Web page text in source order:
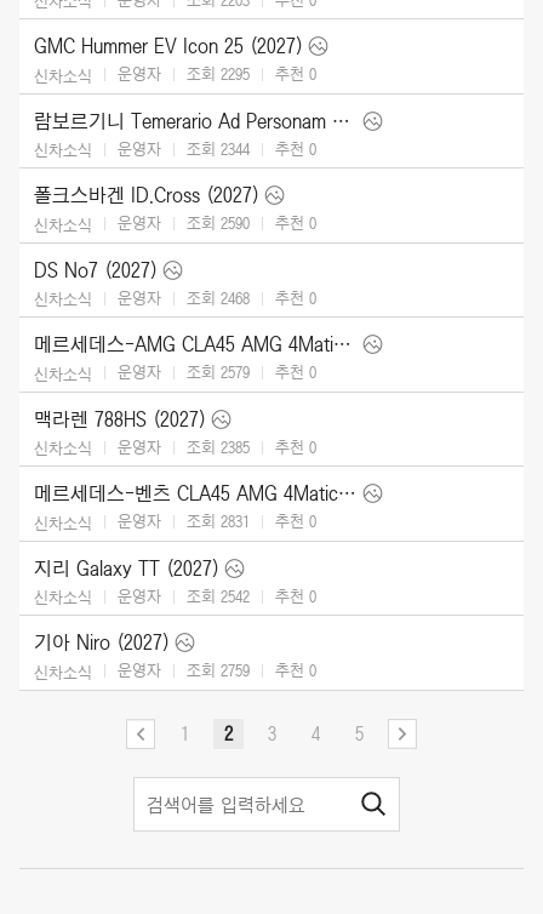
GMC Hummer EV Icon 25 (2027)
신차소식 운영자 조회 2295 추천 0
람보르기니 Temerario Ad Personam (2026)
신차소식 운영자 조회 2344 추천 0
폴크스바겐 ID.Cross (2027)
신차소식 운영자 조회 2590 추천 0
DS No7 (2027)
신차소식 운영자 조회 2468 추천 0
메르세데스-AMG CLA45 AMG 4Matic (2027)
신차소식 운영자 조회 2579 추천 0
맥라렌 788HS (2027)
신차소식 운영자 조회 2385 추천 0
메르세데스-벤츠 CLA45 AMG 4Matic (2027)
신차소식 운영자 조회 2831 추천 0
지리 Galaxy TT (2027)
신차소식 운영자 조회 2542 추천 0
기아 Niro (2027)
신차소식 운영자 조회 2759 추천 0
1 2 3 4 5